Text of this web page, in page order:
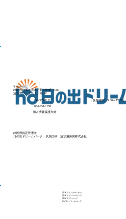
〒424-0922
静岡県静岡市清水区日の出町 10-80
清水マリンターミナル 2F
054-355-1122
（受付時間：9:00～17:00）
054-351-1558
個人情報保護方針
静岡県指定管理者
​日の出ドリームパーク 代表団体 清水港振興株式会社
清水マリンターミナル
清水マリンパーク
清水マリンパーキング
​日の出ドリームパーク